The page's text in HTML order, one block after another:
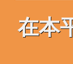
在本